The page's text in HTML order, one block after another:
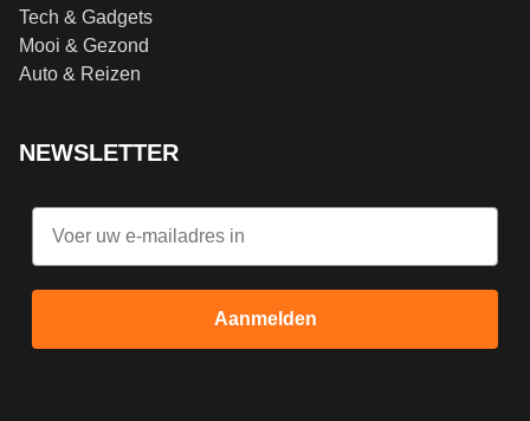
Tech & Gadgets
Mooi & Gezond
Auto & Reizen
NEWSLETTER
Email
Aanmelden